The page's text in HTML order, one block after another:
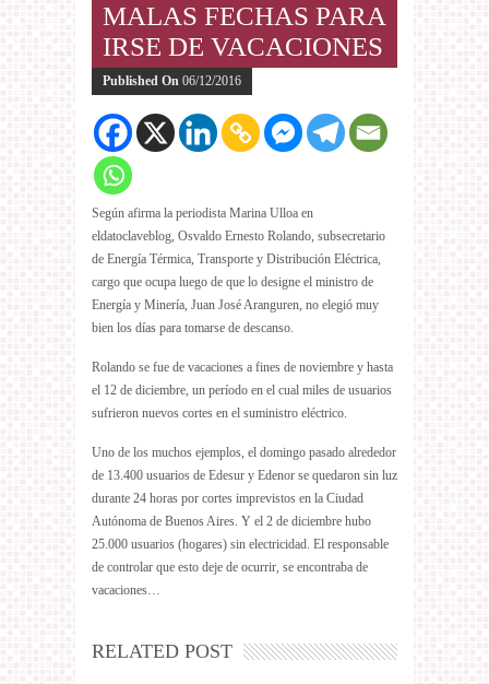
MALAS FECHAS PARA
IRSE DE VACACIONES
Published On 06/12/2016
Según afirma la periodista Marina Ulloa en
eldatoclaveblog, Osvaldo Ernesto Rolando, subsecretario
de Energía Térmica, Transporte y Distribución Eléctrica,
cargo que ocupa luego de que lo designe el ministro de
Energía y Minería, Juan José Aranguren, no elegió muy
bien los días para tomarse de descanso.
Rolando se fue de vacaciones a fines de noviembre y hasta
el 12 de diciembre, un período en el cual miles de usuarios
sufrieron nuevos cortes en el suministro eléctrico.
Uno de los muchos ejemplos, el domingo pasado alrededor
de 13.400 usuarios de Edesur y Edenor se quedaron sin luz
durante 24 horas por cortes imprevistos en la Ciudad
Autónoma de Buenos Aires. Y el 2 de diciembre hubo
25.000 usuarios (hogares) sin electricidad. El responsable
de controlar que esto deje de ocurrir, se encontraba de
vacaciones…
RELATED POST